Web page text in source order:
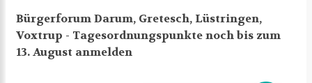
Bürgerforum Darum, Gretesch, Lüstringen,
Voxtrup - Tagesordnungspunkte noch bis zum
13. August anmelden